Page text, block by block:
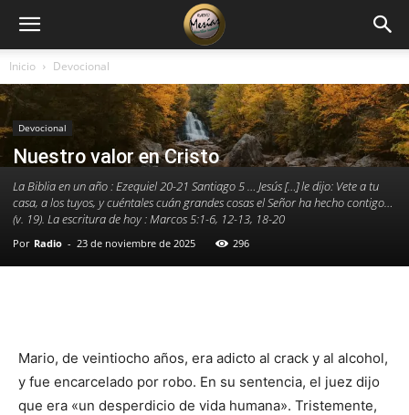
Inicio Devocional
Devocional
Nuestro valor en Cristo
La Biblia en un año : Ezequiel 20-21 Santiago 5 … Jesús […] le dijo: Vete a tu
casa, a los tuyos, y cuéntales cuán grandes cosas el Señor ha hecho contigo…
(v. 19). La escritura de hoy : Marcos 5:1-6, 12-13, 18-20
Por Radio - 23 de noviembre de 2025 296
Mario, de veintiocho años, era adicto al crack y al alcohol,
y fue encarcelado por robo. En su sentencia, el juez dijo
que era «un desperdicio de vida humana». Tristemente,